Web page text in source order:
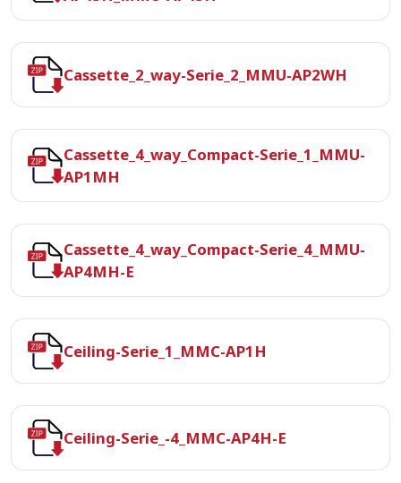
Cassette_2_way-Serie_2_MMU-AP2WH
Cassette_4_way_Compact-Serie_1_MMU-
AP1MH
Cassette_4_way_Compact-Serie_4_MMU-
AP4MH-E
Ceiling-Serie_1_MMC-AP1H
Ceiling-Serie_-4_MMC-AP4H-E